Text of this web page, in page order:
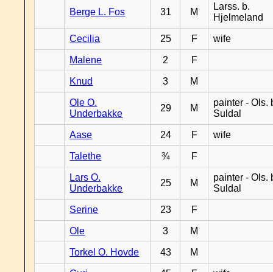
Berge L. Fos 31 M
Larss. b.
Hjelmeland
Cecilia 25 F wife
Malene 2 F
Knud 3 M
Ole O.
Underbakke
29 M
painter - Ols.
Suldal
Aase 24 F wife
Talethe ¾ F
Lars O.
Underbakke
25 M
painter - Ols.
Suldal
Serine 23 F
Ole 3 M
Torkel O. Hovde 43 M